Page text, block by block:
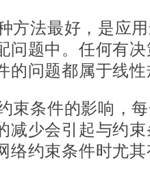
方法最好，是应
问题中。任何有
的问题都属于线
束条件的影响，
减少会引起与约
络约束条件时尤